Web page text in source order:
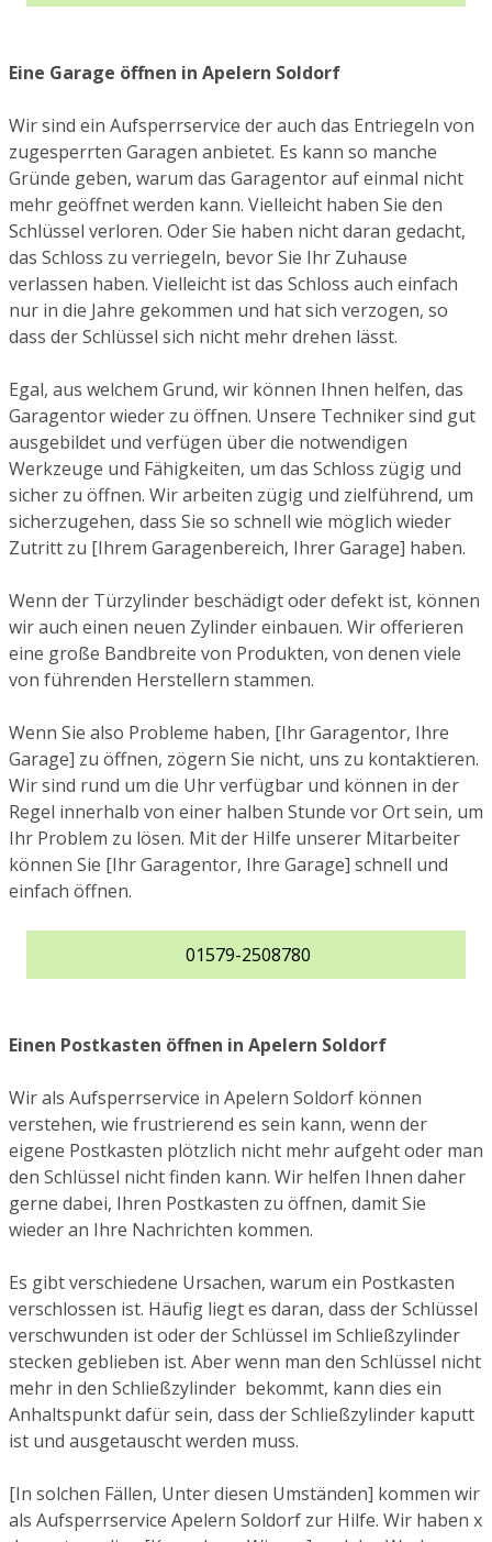
Eine Garage öffnen in Apelern Soldorf
Wir sind ein Aufsperrservice der auch das Entriegeln von
zugesperrten Garagen anbietet. Es kann so manche
Gründe geben, warum das Garagentor auf einmal nicht
mehr geöffnet werden kann. Vielleicht haben Sie den
Schlüssel verloren. Oder Sie haben nicht daran gedacht,
das Schloss zu verriegeln, bevor Sie Ihr Zuhause
verlassen haben. Vielleicht ist das Schloss auch einfach
nur in die Jahre gekommen und hat sich verzogen, so
dass der Schlüssel sich nicht mehr drehen lässt.
Egal, aus welchem Grund, wir können Ihnen helfen, das
Garagentor wieder zu öffnen. Unsere Techniker sind gut
ausgebildet und verfügen über die notwendigen
Werkzeuge und Fähigkeiten, um das Schloss zügig und
sicher zu öffnen. Wir arbeiten zügig und zielführend, um
sicherzugehen, dass Sie so schnell wie möglich wieder
Zutritt zu [Ihrem Garagenbereich, Ihrer Garage] haben.
Wenn der Türzylinder beschädigt oder defekt ist, können
wir auch einen neuen Zylinder einbauen. Wir offerieren
eine große Bandbreite von Produkten, von denen viele
von führenden Herstellern stammen.
Wenn Sie also Probleme haben, [Ihr Garagentor, Ihre
Garage] zu öffnen, zögern Sie nicht, uns zu kontaktieren.
Wir sind rund um die Uhr verfügbar und können in der
Regel innerhalb von einer halben Stunde vor Ort sein, um
Ihr Problem zu lösen. Mit der Hilfe unserer Mitarbeiter
können Sie [Ihr Garagentor, Ihre Garage] schnell und
einfach öffnen.
01579-2508780
Einen Postkasten öffnen in Apelern Soldorf
Wir als Aufsperrservice in Apelern Soldorf können
verstehen, wie frustrierend es sein kann, wenn der
eigene Postkasten plötzlich nicht mehr aufgeht oder man
den Schlüssel nicht finden kann. Wir helfen Ihnen daher
gerne dabei, Ihren Postkasten zu öffnen, damit Sie
wieder an Ihre Nachrichten kommen.
Es gibt verschiedene Ursachen, warum ein Postkasten
verschlossen ist. Häufig liegt es daran, dass der Schlüssel
verschwunden ist oder der Schlüssel im Schließzylinder
stecken geblieben ist. Aber wenn man den Schlüssel nicht
mehr in den Schließzylinder bekommt, kann dies ein
Anhaltspunkt dafür sein, dass der Schließzylinder kaputt
ist und ausgetauscht werden muss.
[In solchen Fällen, Unter diesen Umständen] kommen wir
als Aufsperrservice Apelern Soldorf zur Hilfe. Wir haben x